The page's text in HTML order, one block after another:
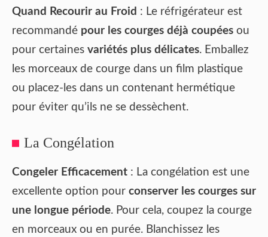
Quand Recourir au Froid : Le réfrigérateur est
recommandé pour les courges déjà coupées ou
pour certaines variétés plus délicates. Emballez
les morceaux de courge dans un film plastique
ou placez-les dans un contenant hermétique
pour éviter qu’ils ne se dessèchent.
La Congélation
Congeler Efficacement : La congélation est une
excellente option pour conserver les courges sur
une longue période. Pour cela, coupez la courge
en morceaux ou en purée. Blanchissez les